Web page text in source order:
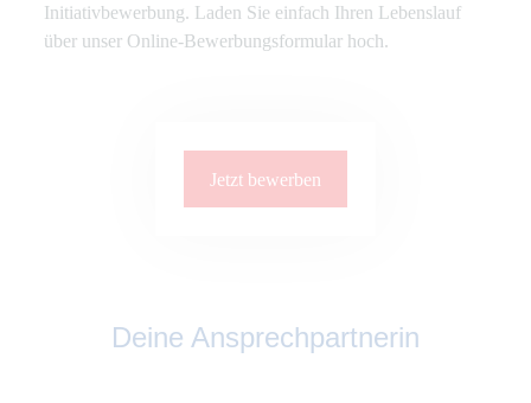
Initiativbewerbung. Laden Sie einfach Ihren Lebenslauf
über unser Online-Bewerbungsformular hoch.
Jetzt bewerben
Deine Ansprechpartnerin